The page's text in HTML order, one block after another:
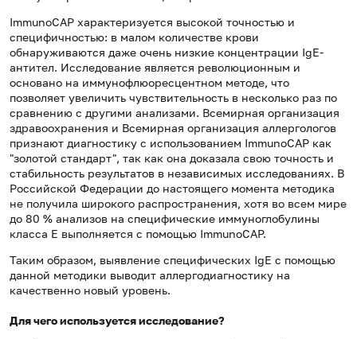
ImmunoCAP характеризуется высокой точностью и
специфичностью: в малом количестве крови
обнаруживаются даже очень низкие концентрации IgE-
антител. Исследование является революционным и
основано на иммунофлюоресцентном методе, что
позволяет увеличить чувствительность в несколько раз по
сравнению с другими анализами. Всемирная организация
здравоохранения и Всемирная организация аллергологов
признают диагностику с использованием ImmunoCAP как
"золотой стандарт", так как она доказала свою точность и
стабильность результатов в независимых исследованиях. В
Российской Федерации до настоящего момента методика
не получила широкого распространения, хотя во всем мире
до 80 % анализов на специфические иммуноглобулины
класса Е выполняется с помощью ImmunoCAP.
Таким образом, выявление специфических IgE с помощью
данной методики выводит аллергодиагностику на
качественно новый уровень.
Для чего используется исследование?